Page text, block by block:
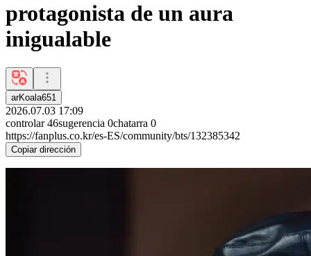
protagonista de un aura
inigualable
arKoala651
2026.07.03 17:09
controlar 46sugerencia 0chatarra 0
https://fanplus.co.kr/es-ES/community/bts/132385342
Copiar dirección